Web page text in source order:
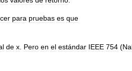
para pruebas es que
de x Pero en el estándar IEEE 754 (